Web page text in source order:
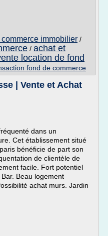
immobilier /
/ achat et
location de fond
fond de commerce
| Vente et Achat
dans un
Cet établissement situé
bénéficie de part son
de clientèle de
facile. Fort potentiel
Beau logement
achat murs. Jardin